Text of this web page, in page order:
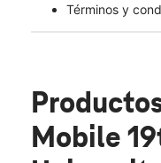
Términos y
Mobile